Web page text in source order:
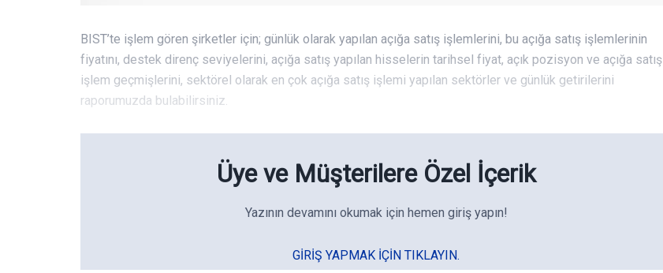
BIST’te işlem gören şirketler için; günlük olarak yapılan açığa satış işlemlerini, bu açığa satış işlemlerinin
fiyatını, destek direnç seviyelerini, açığa satış yapılan hisselerin tarihsel fiyat, açık pozisyon ve açığa satış
işlem geçmişlerini, sektörel olarak en çok açığa satış işlemi yapılan sektörler ve günlük getirilerini
raporumuzda bulabilirsiniz.
Üye ve Müşterilere Özel İçerik
Yazının devamını okumak için hemen giriş yapın!
GIRIŞ YAPMAK IÇIN TIKLAYIN.